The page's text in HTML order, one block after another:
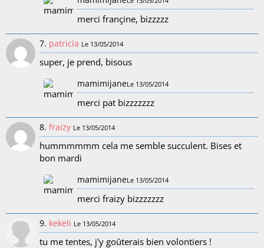
merci françine, bizzzzz
7. patricia Le 13/05/2014
super, je prend, bisous
mamimijaneLe 13/05/2014
merci pat bizzzzzzz
8. fraizy Le 13/05/2014
hummmmmm cela me semble succulent. Bises et
bon mardi
mamimijaneLe 13/05/2014
merci fraizy bizzzzzzz
9. kekeli Le 13/05/2014
tu me tentes, j'y goûterais bien volontiers !